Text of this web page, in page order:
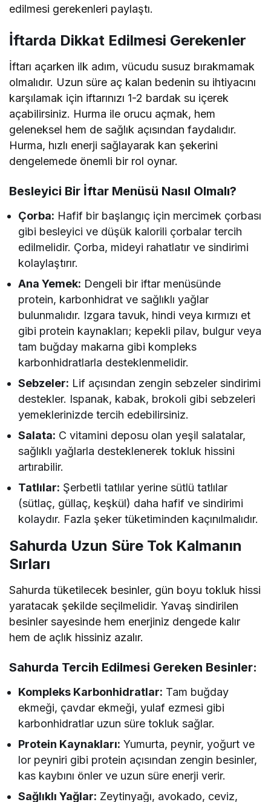
edilmesi gerekenleri paylaştı.
İftarda Dikkat Edilmesi Gerekenler
İftarı açarken ilk adım, vücudu susuz bırakmamak
olmalıdır. Uzun süre aç kalan bedenin su ihtiyacını
karşılamak için iftarınızı 1-2 bardak su içerek
açabilirsiniz. Hurma ile orucu açmak, hem
geleneksel hem de sağlık açısından faydalıdır.
Hurma, hızlı enerji sağlayarak kan şekerini
dengelemede önemli bir rol oynar.
Besleyici Bir İftar Menüsü Nasıl Olmalı?
Çorba: Hafif bir başlangıç için mercimek çorbası
gibi besleyici ve düşük kalorili çorbalar tercih
edilmelidir. Çorba, mideyi rahatlatır ve sindirimi
kolaylaştırır.
Ana Yemek: Dengeli bir iftar menüsünde
protein, karbonhidrat ve sağlıklı yağlar
bulunmalıdır. Izgara tavuk, hindi veya kırmızı et
gibi protein kaynakları; kepekli pilav, bulgur veya
tam buğday makarna gibi kompleks
karbonhidratlarla desteklenmelidir.
Sebzeler: Lif açısından zengin sebzeler sindirimi
destekler. Ispanak, kabak, brokoli gibi sebzeleri
yemeklerinizde tercih edebilirsiniz.
Salata: C vitamini deposu olan yeşil salatalar,
sağlıklı yağlarla desteklenerek tokluk hissini
artırabilir.
Tatlılar: Şerbetli tatlılar yerine sütlü tatlılar
(sütlaç, güllaç, keşkül) daha hafif ve sindirimi
kolaydır. Fazla şeker tüketiminden kaçınılmalıdır.
Sahurda Uzun Süre Tok Kalmanın
Sırları
Sahurda tüketilecek besinler, gün boyu tokluk hissi
yaratacak şekilde seçilmelidir. Yavaş sindirilen
besinler sayesinde hem enerjiniz dengede kalır
hem de açlık hissiniz azalır.
Sahurda Tercih Edilmesi Gereken Besinler:
Kompleks Karbonhidratlar: Tam buğday
ekmeği, çavdar ekmeği, yulaf ezmesi gibi
karbonhidratlar uzun süre tokluk sağlar.
Protein Kaynakları: Yumurta, peynir, yoğurt ve
lor peyniri gibi protein açısından zengin besinler,
kas kaybını önler ve uzun süre enerji verir.
Sağlıklı Yağlar: Zeytinyağı, avokado, ceviz,